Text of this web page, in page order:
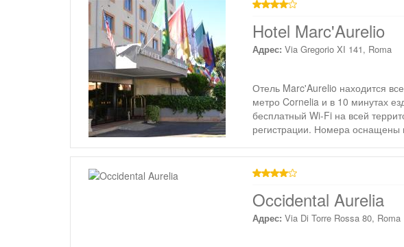
Hotel Marc'Aurelio
Адрес: Via Gregorio XI 141, Roma
Отель Marc'Aurelio находится
метро Cornelia и в 10 минутах
бесплатный Wi-Fi на всей
регистрации. Номера оснащены
Occidental Aurelia
Адрес: Via Di Torre Rossa 80, Roma